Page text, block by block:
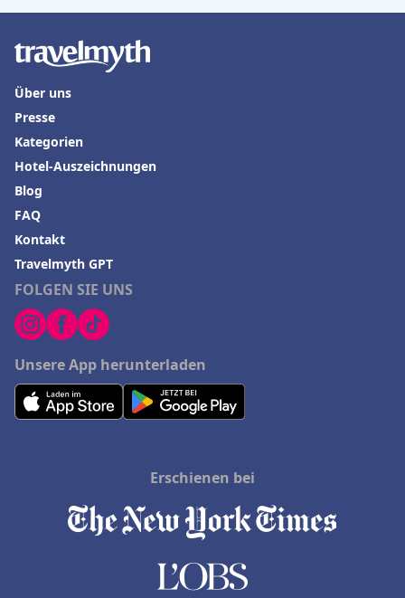
FOLGEN SIE UNS
Unsere App herunterladen
Über uns
Presse
Kategorien
Hotel-Auszeichnungen
Blog
FAQ
Kontakt
Travelmyth GPT
Erschienen bei